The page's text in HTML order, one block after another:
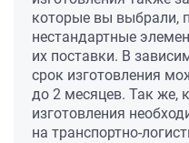
которые вы выбрали,
нестандартные
их поставки. В
срок изготовления
до 2 месяцев. Так же,
изготовления
на транспортно-